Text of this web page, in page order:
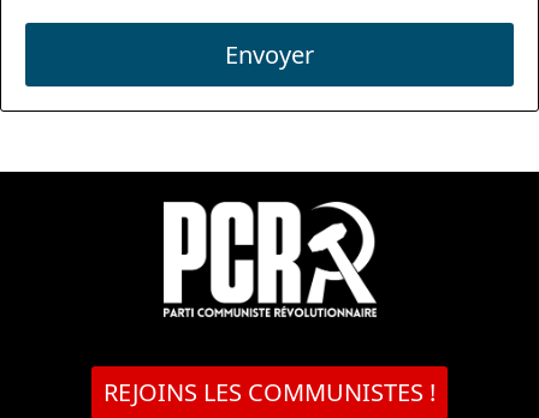
Envoyer
REJOINS LES COMMUNISTES !